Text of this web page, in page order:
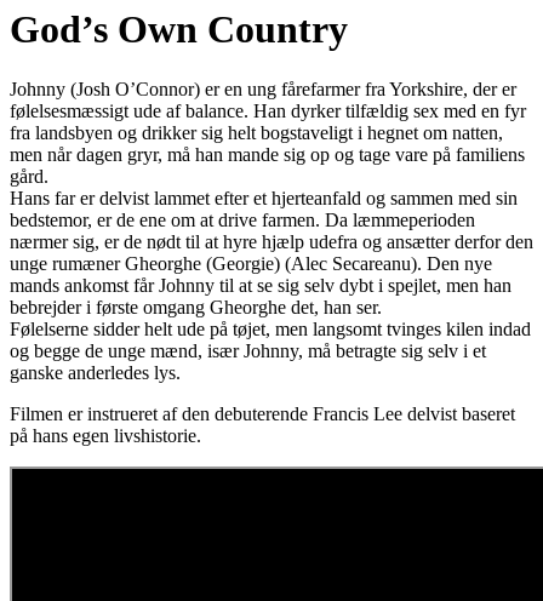
God’s Own Country
Johnny (Josh O’Connor) er en ung fårefarmer fra Yorkshire, der er
følelsesmæssigt ude af balance. Han dyrker tilfældig sex med en fyr
fra landsbyen og drikker sig helt bogstaveligt i hegnet om natten,
men når dagen gryr, må han mande sig op og tage vare på familiens
gård.
Hans far er delvist lammet efter et hjerteanfald og sammen med sin
bedstemor, er de ene om at drive farmen. Da læmmeperioden
nærmer sig, er de nødt til at hyre hjælp udefra og ansætter derfor den
unge rumæner Gheorghe (Georgie) (Alec Secareanu). Den nye
mands ankomst får Johnny til at se sig selv dybt i spejlet, men han
bebrejder i første omgang Gheorghe det, han ser.
Følelserne sidder helt ude på tøjet, men langsomt tvinges kilen indad
og begge de unge mænd, især Johnny, må betragte sig selv i et
ganske anderledes lys.
Filmen er instrueret af den debuterende Francis Lee delvist baseret
på hans egen livshistorie.